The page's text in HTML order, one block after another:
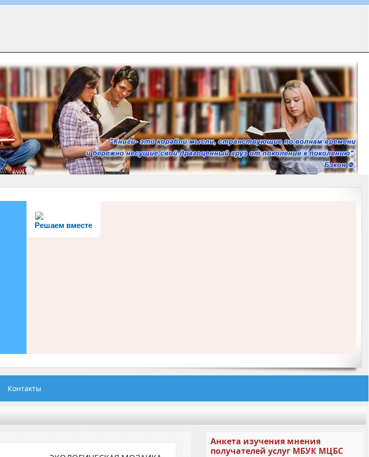
Решаем вместе
Контакты
Анкета изучения мнения
получателей услуг МБУК МЦБС